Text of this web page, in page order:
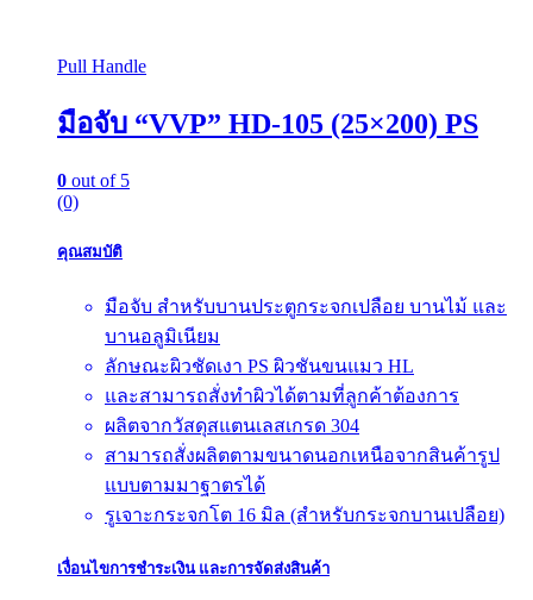
Pull Handle
มือจับ “VVP” HD-105 (25×200) PS
0 out of 5
(0)
คุณสมบัติ
มือจับ สำหรับบานประตูกระจกเปลือย บานไม้ และ
บานอลูมิเนียม
ลักษณะผิวชัดเงา PS ผิวชันขนแมว HL
และสามารถสั่งทำผิวได้ตามที่ลูกค้าต้องการ
ผลิตจากวัสดุสแตนเลสเกรด 304
สามารถสั่งผลิตตามขนาดนอกเหนือจากสินค้ารูป
แบบตามมาฐาตรได้
รูเจาะกระจกโต 16 มิล (สำหรับกระจกบานเปลือย)
เงื่อนไขการชำระเงิน และการจัดส่งสินค้า